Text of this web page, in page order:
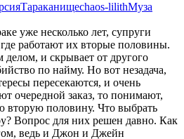
Тараканищеchaos-lilithМуза
уже несколько лет, супруги
работают их вторые половины.
и скрывает от другого
по найму. Но вот незадача,
пересекаются, и очень
очередной заказ, то понимают,
вторую половину. Что выбрать
Вопрос для них решен давно. Как
ведь и Джон и Джейн